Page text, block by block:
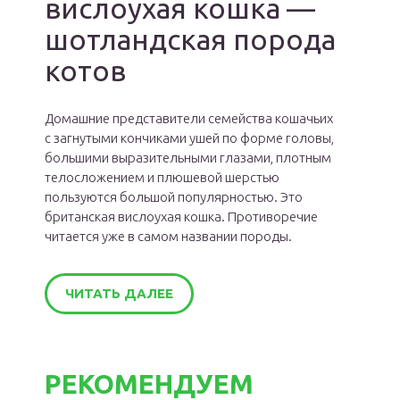
вислоухая кошка —
шотландская порода
котов
Домашние представители семейства кошачьих
с загнутыми кончиками ушей по форме головы,
большими выразительными глазами, плотным
телосложением и плюшевой шерстью
пользуются большой популярностью. Это
британская вислоухая кошка. Противоречие
читается уже в самом названии породы.
ЧИТАТЬ ДАЛЕЕ
РЕКОМЕНДУЕМ